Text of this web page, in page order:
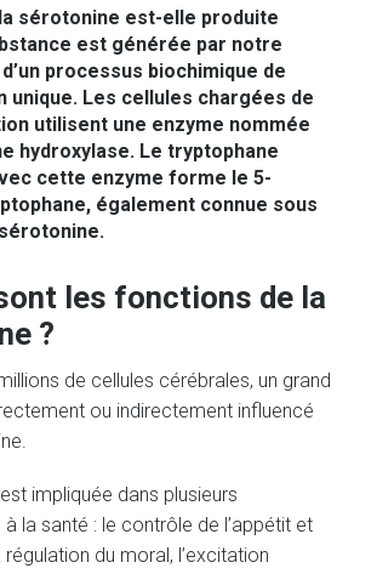
sérotonine est-elle produite
est générée par notre
processus biochimique de
unique. Les cellules chargées de
utilisent une enzyme nommée
hydroxylase. Le tryptophane
cette enzyme forme le 5-
également connue sous
les fonctions de la
?
de cellules cérébrales, un grand
ou indirectement influencé
impliquée dans plusieurs
la santé : le contrôle de l’appétit et
du moral, l’excitation